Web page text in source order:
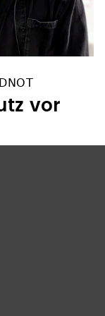
vor